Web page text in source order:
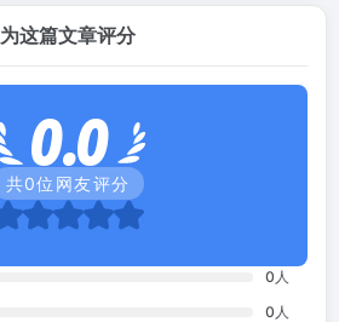
为这篇文章评分
0.0
共0位网友评分
0 人
0 人